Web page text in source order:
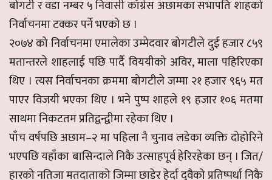
बोगटी र वडा नम्बर ५ निवासी काँग्रेस अछामका सभापति शाहको
निर्वाचनमा टक्कर पर्ने भएको छ ।
२०७४ को निर्वाचनमा एमालेका उम्मेदवार बोगटीले दुई हजार ८५९
मतान्तरले शाहलाई पछि पार्दै विययीको अविर, माला पहिरिएका
थिए । त्यस निर्वाचनका क्रममा बोगटीले जम्मा २१ हजार ९६५ मत
पाएर विजयी भएका थिए । भने पुष्प शाहले १९ हजार १०६ मतमा
साथमा निकटतम प्रतिद्वन्द्वीमा रहेका थिए ।
पाँच वर्षपछि अछाम–२ मा पहिला नै चुनाव लडेका व्यक्ति दोहोरिने
भएपछि यहाँका बासिन्दाले निकै उत्साहपूर्व हेरिरहेका छन् । जित/
हारको नतिजा मतदाताको जिम्मा छाडेर हेर्दा दुवैको प्रतिष्पर्धा निकै